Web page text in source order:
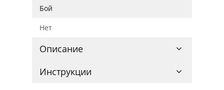
Бой
Нет
Описание
Инструкции